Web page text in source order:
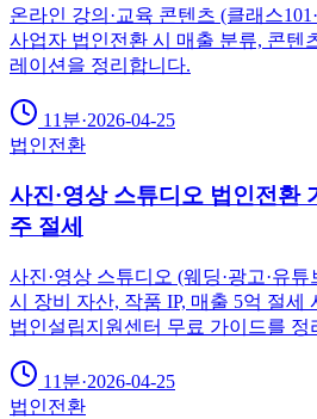
온라인 강의·교육 콘텐츠 (클래스
사업자 법인전환 시 매출 분류, 콘텐
레이션을 정리합니다.
11분·2026-04-25
법인전환
사진·영상 스튜디오 법인전환
주 절세
사진·영상 스튜디오 (웨딩·광고·유
시 장비 자산, 작품 IP, 매출 5억 절세
법인설립지원센터 무료 가이드를 정
11분·2026-04-25
법인전환